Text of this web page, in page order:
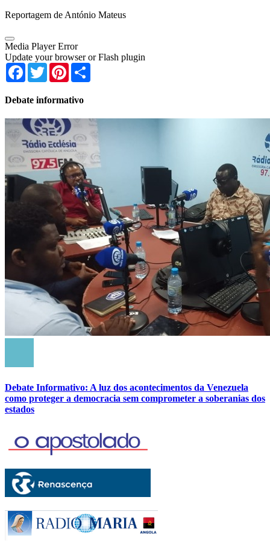
Reportagem de António Mateus
Media Player Error
Update your browser or Flash plugin
Facebook
TwitterPinterest
Debate informativo
Debate Informativo: A luz dos acontecimentos da Venezuela
como proteger a democracia sem comprometer a soberanias dos
estados